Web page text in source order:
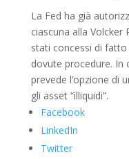
La Fed ha già
ciascuna alla Volcker
stati concessi di
dovute procedure. In
prevede l’opzione di
gli asset “illiquidi”.
Facebook
LinkedIn
Twitter